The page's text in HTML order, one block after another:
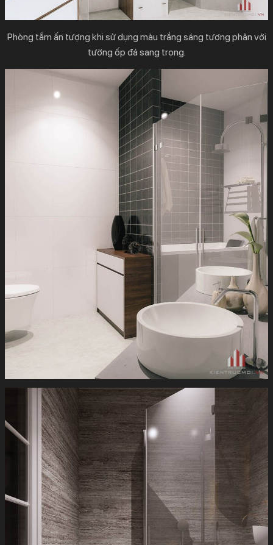
Phòng tắm ấn tượng khi sử dụng màu trắng sáng tương phản với
tường ốp đá sang trọng.